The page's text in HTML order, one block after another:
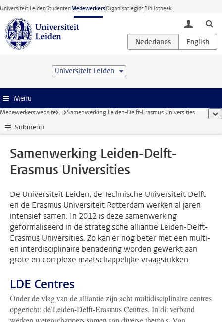
Ga direct naar de inhoud
Universiteit LeidenStudentenMedewerkersOrganisatiegidsBibliotheek
toggle
Universiteit Leiden
Menu
Medewerkerswebsite ... Samenwerking Leiden-Delft-Erasmus Universities
Submenu
Samenwerking Leiden-Delft-
Erasmus Universities
De Universiteit Leiden, de Technische Universiteit Delft
en de Erasmus Universiteit Rotterdam werken al jaren
intensief samen. In 2012 is deze samenwerking
geformaliseerd in de strategische alliantie Leiden-Delft-
Erasmus Universities. Zo kan er nog beter met een multi-
en interdisciplinaire benadering worden gewerkt aan
grote en complexe maatschappelijke vraagstukken.
LDE Centres
Onder de vlag van de alliantie zijn acht multidisciplinaire centres
opgericht: de Leiden-Delft-Erasmus Centres. In dit verband
werken wetenschappers samen aan diverse thema's. Van